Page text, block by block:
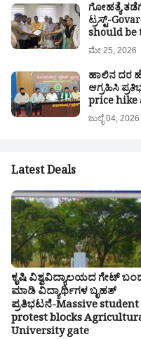
ಗೋಹತ್ಯೆ
ಟ್ರಸ್ಟ್-
should be
ಮೇ 25, 2026
ಹಾಲಿನ ದರ
ಆಗ್ರಹಿಸಿ
price hike
ಜುಲೈ 04, 2026
Latest Deals
ಕೃಷಿ ವಿಶ್ವವಿದ್ಯಾಲಯದ ಗೇಟ್
ಮಾಡಿ ವಿದ್ಯಾರ್ಥಿಗಳ ಬೃಹತ್
ಪ್ರತಿಭಟನೆ-Massive student
protest blocks
University gate